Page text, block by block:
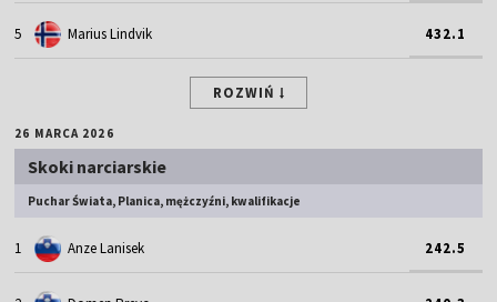
5 Marius Lindvik 432.1
ROZWIŃ
26 MARCA 2026
Skoki narciarskie
Puchar Świata, Planica, mężczyźni, kwalifikacje
1 Anze Lanisek 242.5